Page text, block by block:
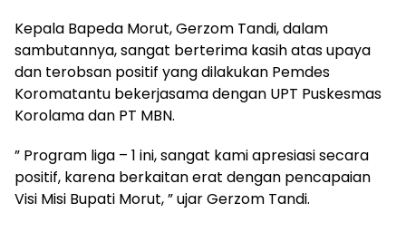
Kepala Bapeda Morut, Gerzom Tandi, dalam
sambutannya, sangat berterima kasih atas upaya
dan terobsan positif yang dilakukan Pemdes
Koromatantu bekerjasama dengan UPT Puskesmas
Korolama dan PT MBN.
” Program liga – 1 ini, sangat kami apresiasi secara
positif, karena berkaitan erat dengan pencapaian
Visi Misi Bupati Morut, ” ujar Gerzom Tandi.